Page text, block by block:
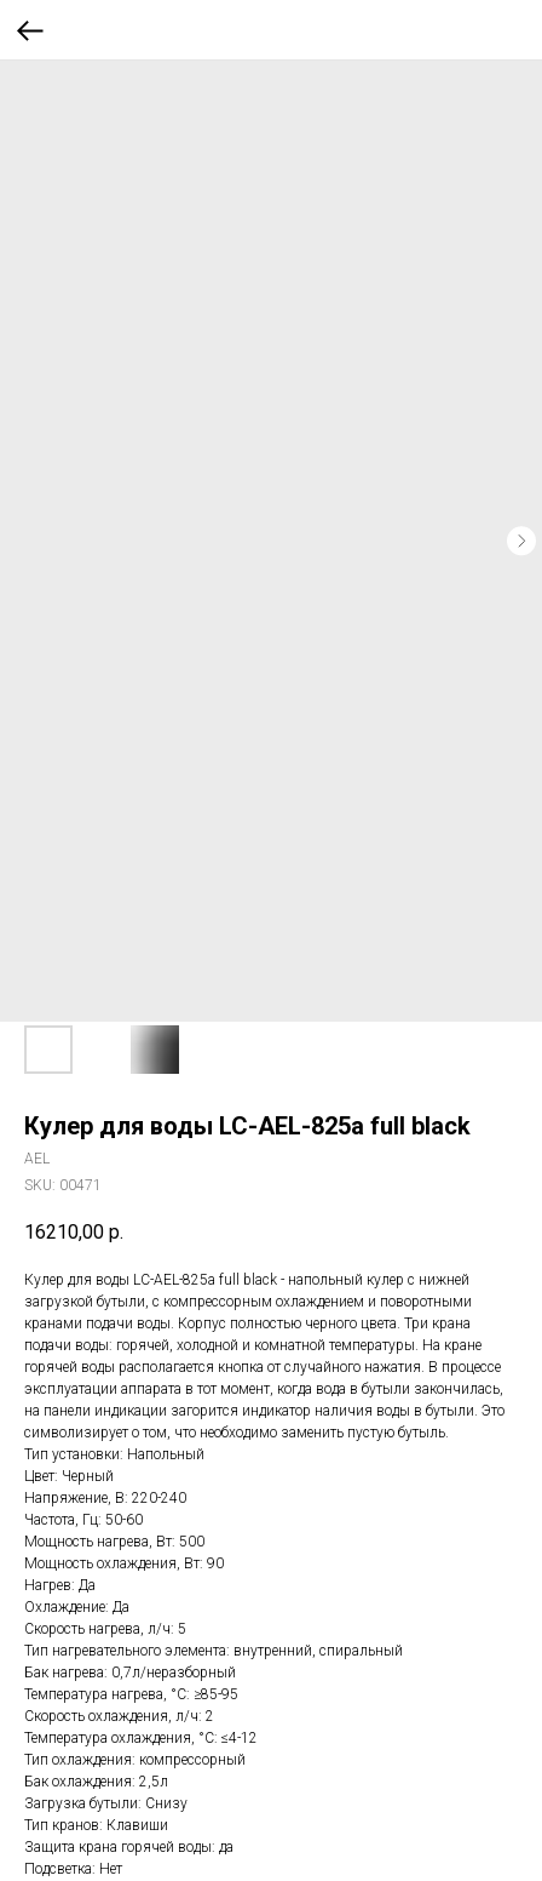
Кулер для воды LC-AEL-825a full black
AEL
SKU: 00471
16210,00 р.
Кулер для воды LC-AEL-825a full black - напольный кулер с нижней
загрузкой бутыли, с компрессорным охлаждением и поворотными
кранами подачи воды. Корпус полностью черного цвета. Три крана
подачи воды: горячей, холодной и комнатной температуры. На кране
горячей воды располагается кнопка от случайного нажатия. В процессе
эксплуатации аппарата в тот момент, когда вода в бутыли закончилась,
на панели индикации загорится индикатор наличия воды в бутыли. Это
символизирует о том, что необходимо заменить пустую бутыль.
Тип установки: Напольный
Цвет: Черный
Напряжение, В: 220-240
Частота, Гц: 50-60
Мощность нагрева, Вт: 500
Мощность охлаждения, Вт: 90
Нагрев: Да
Охлаждение: Да
Скорость нагрева, л/ч: 5
Тип нагревательного элемента: внутренний, спиральный
Бак нагрева: 0,7л/неразборный
Температура нагрева, °С: ≥85-95
Скорость охлаждения, л/ч: 2
Температура охлаждения, °С: ≤4-12
Тип охлаждения: компрессорный
Бак охлаждения: 2,5л
Загрузка бутыли: Снизу
Тип кранов: Клавиши
Защита крана горячей воды: да
Подсветка: Нет